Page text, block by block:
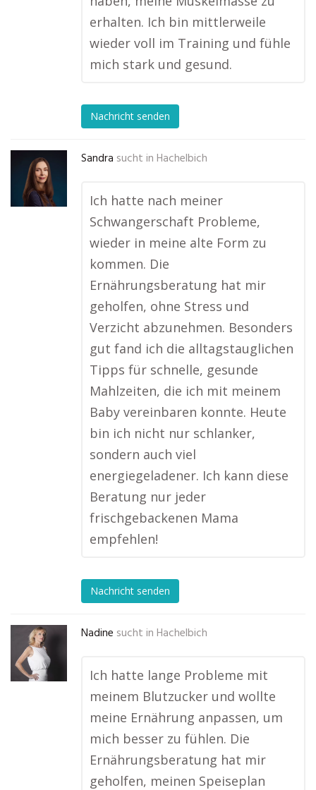
erhalten. Ich bin mittlerweile
wieder voll im Training und fühle
mich stark und gesund.
Nachricht senden
Sandra sucht in Hachelbich
Ich hatte nach meiner
Schwangerschaft Probleme,
wieder in meine alte Form zu
kommen. Die
Ernährungsberatung hat mir
geholfen, ohne Stress und
Verzicht abzunehmen. Besonders
gut fand ich die alltagstauglichen
Tipps für schnelle, gesunde
Mahlzeiten, die ich mit meinem
Baby vereinbaren konnte. Heute
bin ich nicht nur schlanker,
sondern auch viel
energiegeladener. Ich kann diese
Beratung nur jeder
frischgebackenen Mama
empfehlen!
Nachricht senden
Nadine sucht in Hachelbich
Ich hatte lange Probleme mit
meinem Blutzucker und wollte
meine Ernährung anpassen, um
mich besser zu fühlen. Die
Ernährungsberatung hat mir
geholfen, meinen Speiseplan